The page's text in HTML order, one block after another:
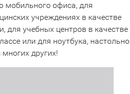
мобильного офиса, для
учреждениях в качестве
для учебных центров в качестве
или для ноутбука,
других!